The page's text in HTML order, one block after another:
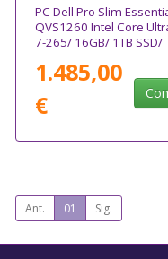
PC Dell Pro Slim
QVS1260 Intel Core
7-265/ 16GB/ 1TB SSD/
1.485,00
€
Ant. 01 Sig.